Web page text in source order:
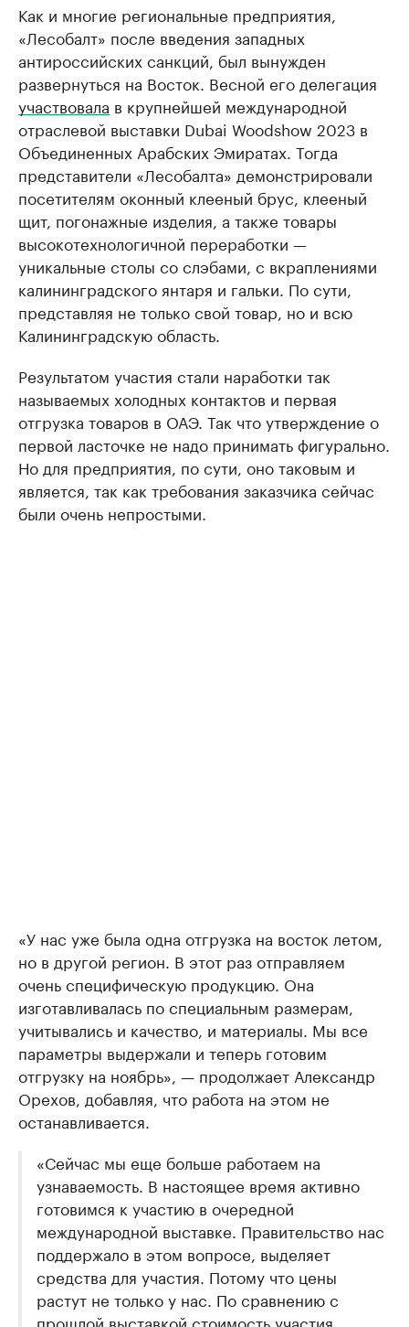
Как и многие региональные предприятия,
«Лесобалт» после введения западных
антироссийских санкций, был вынужден
развернуться на Восток. Весной его делегация
участвовала в крупнейшей международной
отраслевой выставки Dubai Woodshow 2023 в
Объединенных Арабских Эмиратах. Тогда
представители «Лесобалта» демонстрировали
посетителям оконный клееный брус, клееный
щит, погонажные изделия, а также товары
высокотехнологичной переработки —
уникальные столы со слэбами, с вкраплениями
калининградского янтаря и гальки. По сути,
представляя не только свой товар, но и всю
Калининградскую область.
Результатом участия стали наработки так
называемых холодных контактов и первая
отгрузка товаров в ОАЭ. Так что утверждение о
первой ласточке не надо принимать фигурально.
Но для предприятия, по сути, оно таковым и
является, так как требования заказчика сейчас
были очень непростыми.
«У нас уже была одна отгрузка на восток летом,
но в другой регион. В этот раз отправляем
очень специфическую продукцию. Она
изготавливалась по специальным размерам,
учитывались и качество, и материалы. Мы все
параметры выдержали и теперь готовим
отгрузку на ноябрь», — продолжает Александр
Орехов, добавляя, что работа на этом не
останавливается.
«Сейчас мы еще больше работаем на
узнаваемость. В настоящее время активно
готовимся к участию в очередной
международной выставке. Правительство нас
поддержало в этом вопросе, выделяет
средства для участия. Потому что цены
растут не только у нас. По сравнению с
прошлой выставкой стоимость участия